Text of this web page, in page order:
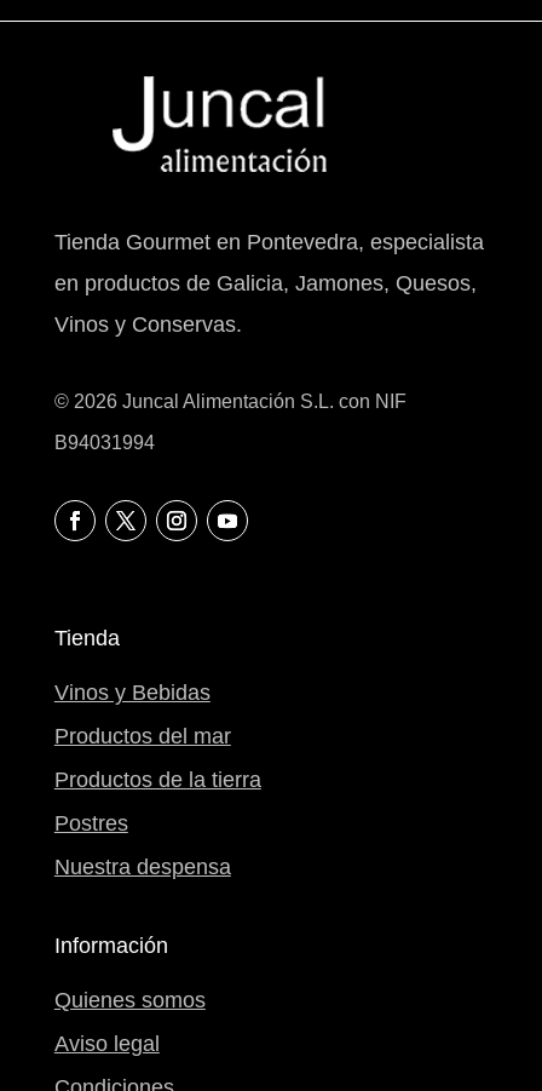
Tienda Gourmet en Pontevedra, especialista
en productos de Galicia, Jamones, Quesos,
Vinos y Conservas.
© 2026 Juncal Alimentación S.L. con NIF
B94031994
Tienda
Vinos y Bebidas
Productos del mar
Productos de la tierra
Postres
Nuestra despensa
Información
Quienes somos
Aviso legal